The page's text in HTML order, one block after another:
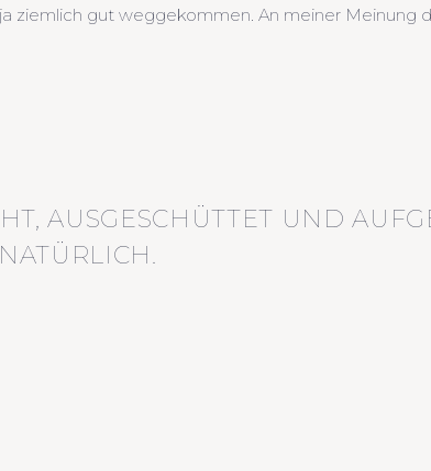
gut weggekommen. An meiner Meinung
AUSGESCHÜTTET UND